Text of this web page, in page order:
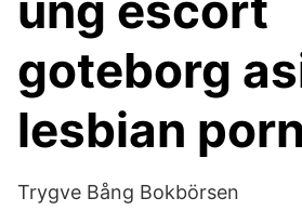
goteborg
lesbian porn
Trygve Bång Bokbörsen